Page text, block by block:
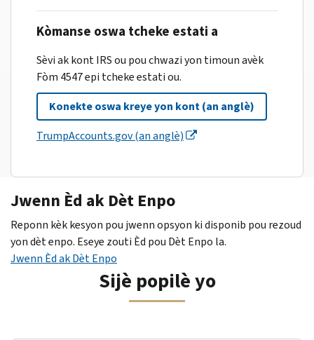
Kòmanse oswa tcheke estati a
Sèvi ak kont IRS ou pou chwazi yon timoun avèk
Fòm 4547 epi tcheke estati ou.
Konekte oswa kreye yon kont (an anglè)
TrumpAccounts.gov (an anglè)
Jwenn Èd ak Dèt Enpo
Reponn kèk kesyon pou jwenn opsyon ki disponib pou rezoud
yon dèt enpo. Eseye zouti Èd pou Dèt Enpo la.
Jwenn Èd ak Dèt Enpo
Sijè popilè yo